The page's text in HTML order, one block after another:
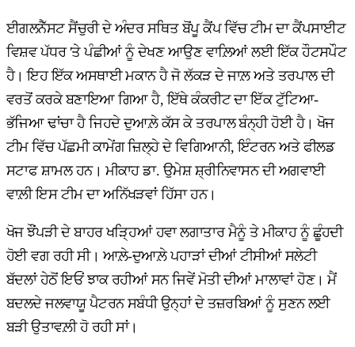
ਈਗਲਨੈੱਸਟ ਸੈਂਚੁਰੀ ਦੇ ਅੰਦਰ ਸਥਿਤ ਬੋਂਪੂ ਕੈਂਪ ਵਿੱਚ ਟੀਮ ਦਾ ਕੈਂਪਸਾਈਟ
ਵਿਸ਼ਵ ਪੱਧਰ 'ਤੇ ਪੰਛੀਆਂ ਨੂੰ ਦੇਖਣ ਆਉਣ ਵਾਲ਼ਿਆਂ ਲਈ ਇੱਕ ਹੌਟਸਪੌਟ
ਹੈ। ਇਹ ਇੱਕ ਅਸਥਾਈ ਮਕਾਨ ਹੈ ਜੋ ਲੱਕੜ ਦੇ ਜਾਲ਼ ਅਤੇ ਤਰਪਾਲ ਦੀ
ਵਰਤੋਂ ਕਰਕੇ ਬਣਾਇਆ ਗਿਆ ਹੈ, ਇੱਥੇ ਕੰਕਰੀਟ ਦਾ ਇੱਕ ਟੁੱਟਿਆ-
ਭੱਜਿਆ ਢਾਂਚਾ ਹੈ ਜਿਹਦੇ ਦੁਆਲ਼ੇ ਕੱਸ ਕੇ ਤਰਪਾਲ ਬੰਨ੍ਹੀ ਹੋਈ ਹੈ। ਖੋਜ
ਟੀਮ ਵਿੱਚ ਪੱਛਮੀ ਕਾਮੇਂਗ ਜ਼ਿਲ੍ਹੇ ਦੇ ਵਿਗਿਆਨੀ, ਇੰਟਰਨ ਅਤੇ ਫੀਲਡ
ਸਟਾਫ ਸ਼ਾਮਲ ਹਨ। ਮੀਕਾਹ ਡਾ. ਉਮੇਸ਼ ਸ਼੍ਰੀਨਿਵਾਸਨ ਦੀ ਅਗਵਾਈ
ਵਾਲ਼ੀ ਇਸ ਟੀਮ ਦਾ ਅਨਿੱਖੜਵਾਂ ਹਿੱਸਾ ਹਨ।
ਖੋਜ ਝੌਂਪੜੀ ਦੇ ਬਾਹਰ ਖੜ੍ਹਿਆਂ ਹਵਾ ਲਗਾਤਾਰ ਮੈਨੂੰ ਤੇ ਮੀਕਾਹ ਨੂੰ ਛੂੰਹਦੀ
ਹੋਈ ਵਗ ਰਹੀ ਸੀ। ਆਲ਼ੇ-ਦੁਆਲ਼ੇ ਪਹਾੜਾਂ ਦੀਆਂ ਟੀਸੀਆਂ ਸਲੇਟੀ
ਬੱਦਲਾਂ ਹੇਠੋਂ ਇਓਂ ਝਾਕ ਰਹੀਆਂ ਸਨ ਜਿਵੇਂ ਮੋਤੀ ਦੀਆਂ ਮਾਲਾਵਾਂ ਹੋਣ। ਮੈਂ
ਬਦਲਦੇ ਜਲਵਾਯੂ ਪੈਟਰਨ ਸਬੰਧੀ ਉਨ੍ਹਾਂ ਦੇ ਤਜ਼ਰਬਿਆਂ ਨੂੰ ਸੁਣਨ ਲਈ
ਬੜੀ ਉਤਾਵਲ਼ੀ ਹੋ ਰਹੀ ਸਾਂ।